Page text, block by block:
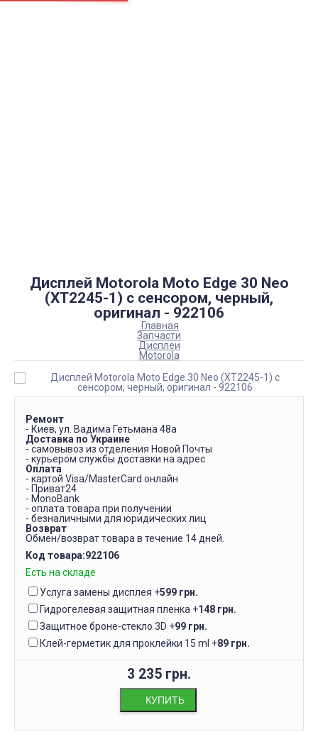
Дисплей Motorola Moto Edge 30 Neo
(XT2245-1) с сенсором, черный,
оригинал - 922106
Главная
Запчасти
Дисплеи
Motorola
Ремонт
- Киев, ул. Вадима Гетьмана 48а
Доставка по Украине
- самовывоз из отделения Новой Почты
- курьером службы доставки на адрес
Оплата
- картой Visa/MasterCard онлайн
- Приват24
- MonoBank
- оплата товара при получении
- безналичными для юридических лиц
Возврат
Обмен/возврат товара в течение 14 дней.
Код товара:922106
Есть на складе
Услуга замены дисплея +599 грн.
Гидрогелевая защитная пленка +148 грн.
Защитное броне-стекло 3D +99 грн.
Клей-герметик для проклейки 15 ml +89 грн.
3 235 грн.
КУПИТЬ